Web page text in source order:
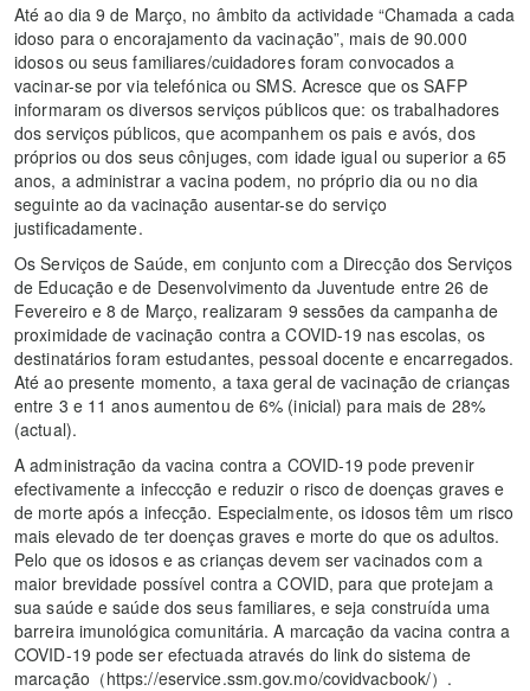
Até ao dia 9 de Março, no âmbito da actividade “Chamada a cada
idoso para o encorajamento da vacinação”, mais de 90.000
idosos ou seus familiares/cuidadores foram convocados a
vacinar-se por via telefónica ou SMS. Acresce que os SAFP
informaram os diversos serviços públicos que: os trabalhadores
dos serviços públicos, que acompanhem os pais e avós, dos
próprios ou dos seus cônjuges, com idade igual ou superior a 65
anos, a administrar a vacina podem, no próprio dia ou no dia
seguinte ao da vacinação ausentar-se do serviço
justificadamente.
Os Serviços de Saúde, em conjunto com a Direcção dos Serviços
de Educação e de Desenvolvimento da Juventude entre 26 de
Fevereiro e 8 de Março, realizaram 9 sessões da campanha de
proximidade de vacinação contra a COVID-19 nas escolas, os
destinatários foram estudantes, pessoal docente e encarregados.
Até ao presente momento, a taxa geral de vacinação de crianças
entre 3 e 11 anos aumentou de 6% (inicial) para mais de 28%
(actual).
A administração da vacina contra a COVID-19 pode prevenir
efectivamente a infeccção e reduzir o risco de doenças graves e
de morte após a infecção. Especialmente, os idosos têm um risco
mais elevado de ter doenças graves e morte do que os adultos.
Pelo que os idosos e as crianças devem ser vacinados com a
maior brevidade possível contra a COVID, para que protejam a
sua saúde e saúde dos seus familiares, e seja construída uma
barreira imunológica comunitária. A marcação da vacina contra a
COVID-19 pode ser efectuada através do link do sistema de
marcação（https://eservice.ssm.gov.mo/covidvacbook/）.